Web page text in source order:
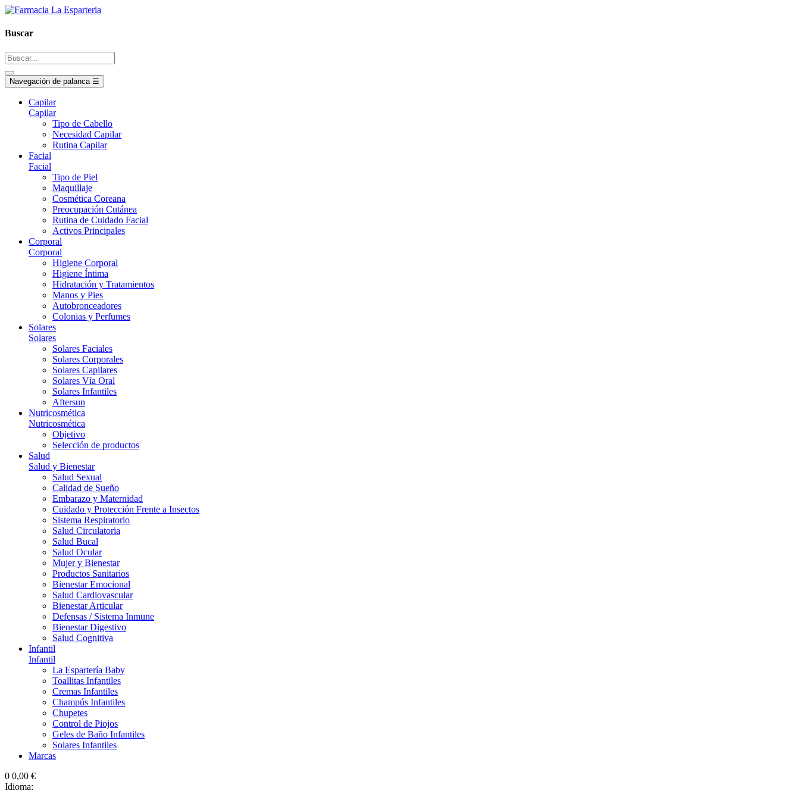
Buscar
Navegación de palanca ☰
Capilar
Capilar
Tipo de Cabello
Necesidad Capilar
Rutina Capilar
Facial
Facial
Tipo de Piel
Maquillaje
Cosmética Coreana
Preocupación Cutánea
Rutina de Cuidado Facial
Activos Principales
Corporal
Corporal
Higiene Corporal
Higiene Íntima
Hidratación y Tratamientos
Manos y Pies
Autobronceadores
Colonias y Perfumes
Solares
Solares
Solares Faciales
Solares Corporales
Solares Capilares
Solares Vía Oral
Solares Infantiles
Aftersun
Nutricosmética
Nutricosmética
Objetivo
Selección de productos
Salud
Salud y Bienestar
Salud Sexual
Calidad de Sueño
Embarazo y Maternidad
Cuidado y Protección Frente a Insectos
Sistema Respiratorio
Salud Circulatoria
Salud Bucal
Salud Ocular
Mujer y Bienestar
Productos Sanitarios
Bienestar Emocional
Salud Cardiovascular
Bienestar Articular
Defensas / Sistema Inmune
Bienestar Digestivo
Salud Cognitiva
Infantil
Infantil
La Espartería Baby
Toallitas Infantiles
Cremas Infantiles
Champús Infantiles
Chupetes
Control de Piojos
Geles de Baño Infantiles
Solares Infantiles
Marcas
0 0,00 €
Idioma: